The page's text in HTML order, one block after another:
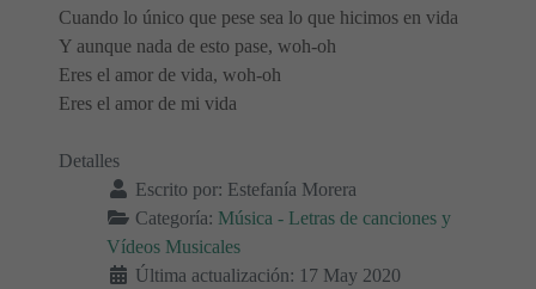
Cuando lo único que pese sea lo que hicimos en vida
Y aunque nada de esto pase, woh-oh
Eres el amor de vida, woh-oh
Eres el amor de mi vida
Detalles
Escrito por: Estefanía Morera
Categoría: Música - Letras de canciones y
Vídeos Musicales
Última actualización: 17 May 2020